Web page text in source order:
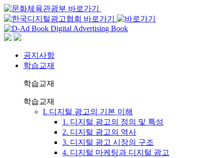
공지사항
학습교재
학습교재
학습교재
I. 디지털 광고의 기본 이해
1. 디지털 광고의 정의 및 특성
2. 디지털 광고의 역사
3. 디지털 광고 시장의 구조
4. 디지털 마케팅과 디지털 광고